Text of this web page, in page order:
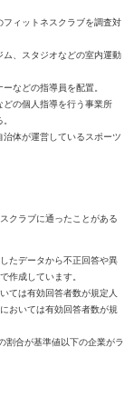
フィットネスクラブを調査対
ム、スタジオなどの室内運動
などの指導員を配置。
どの個人指導を行う事業所
体が運営しているスポーツ
クラブに通ったことがある
たデータから不正回答や異
作成しています。
ては有効回答者数が規定人
おいては有効回答者数が規
割合が基準値以下の企業がラ